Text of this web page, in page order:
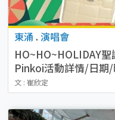
東涌 . 演唱會
HO~HO~HOLIDAY
Pinkoi活動詳情/日期
文 : 崔欣定